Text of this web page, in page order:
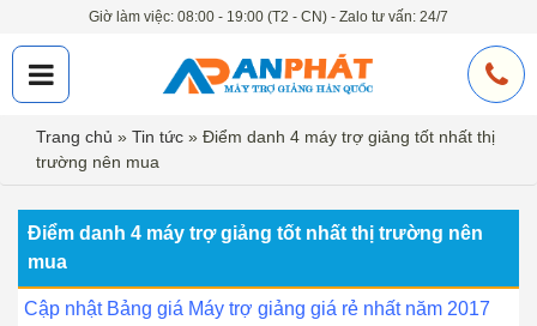
Giờ làm việc: 08:00 - 19:00 (T2 - CN) - Zalo tư vấn: 24/7
Trang chủ » Tin tức » Điểm danh 4 máy trợ giảng tốt nhất thị
trường nên mua
Điểm danh 4 máy trợ giảng tốt nhất thị trường nên
mua
Cập nhật Bảng giá Máy trợ giảng giá rẻ nhất năm 2017